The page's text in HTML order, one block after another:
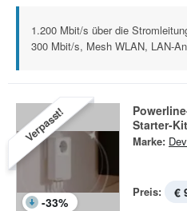
1.200 Mbit/s über die
300 Mbit/s, Mesh WLAN, LAN-
Verpasst!
-33%
Starter-Kit
Marke:
Preis: €